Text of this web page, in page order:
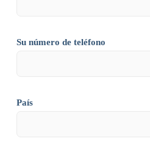
Su número de teléfono
País